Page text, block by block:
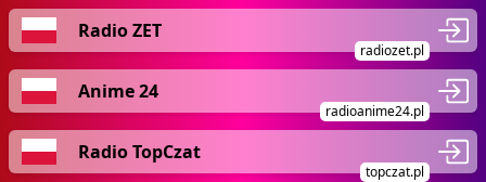
Radio ZET
radiozet.pl
Anime 24
radioanime24.pl
Radio TopCzat
topczat.pl